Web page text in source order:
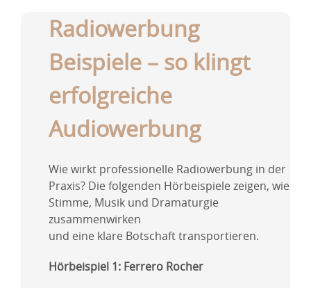
Radiowerbung
Beispiele – so klingt
erfolgreiche
Audiowerbung
Wie wirkt professionelle Radiowerbung in der
Praxis? Die folgenden Hörbeispiele zeigen, wie
Stimme, Musik und Dramaturgie
zusammenwirken
und eine klare Botschaft transportieren.
Hörbeispiel 1: Ferrero Rocher